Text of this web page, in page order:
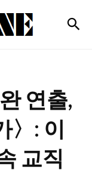
연출,
〉: 이
교직